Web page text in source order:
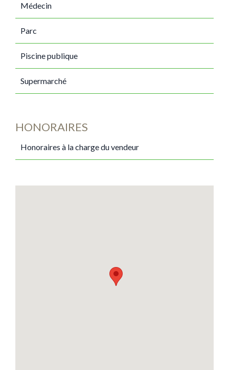
Médecin
Parc
Piscine publique
Supermarché
HONORAIRES
Honoraires à la charge du vendeur